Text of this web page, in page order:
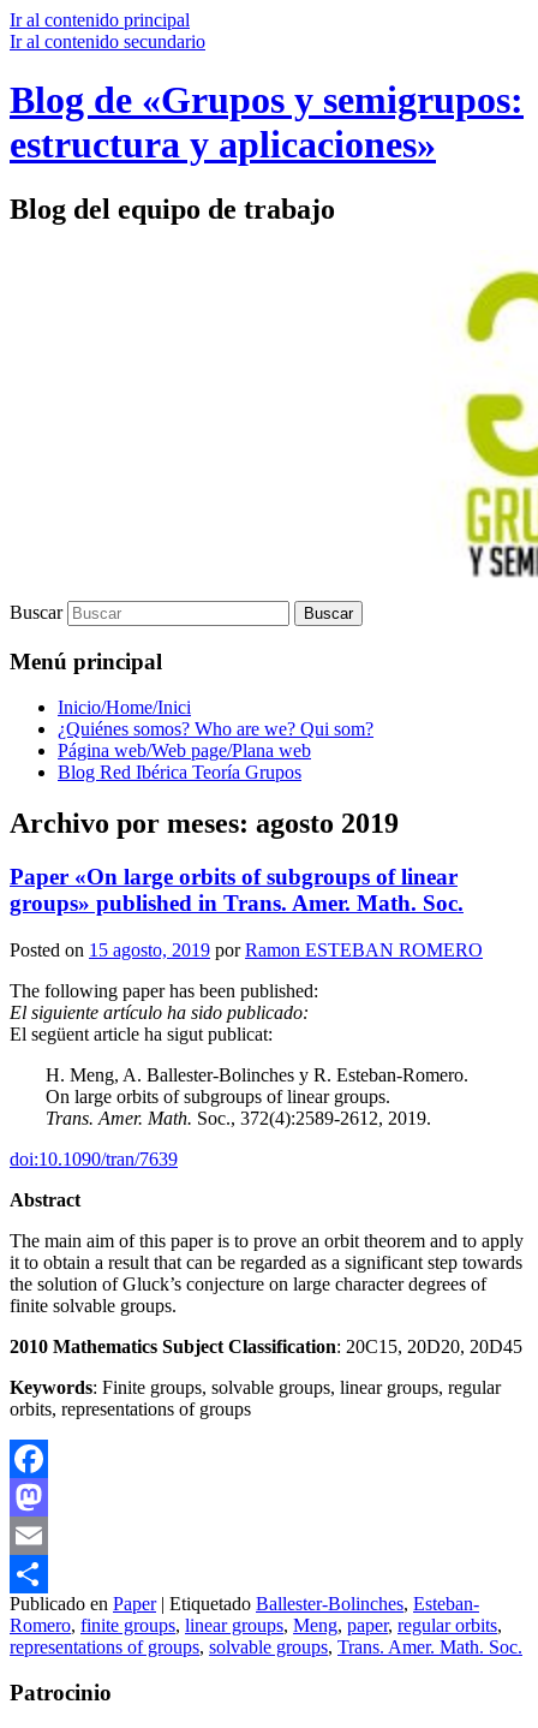
Ir al contenido principal
Ir al contenido secundario
Blog de «Grupos y semigrupos:
estructura y aplicaciones»
Blog del equipo de trabajo
Buscar
Menú principal
Inicio/Home/Inici
¿Quiénes somos? Who are we? Qui som?
Página web/Web page/Plana web
Blog Red Ibérica Teoría Grupos
Archivo por meses: agosto 2019
Paper «On large orbits of subgroups of linear
groups» published in Trans. Amer. Math. Soc.
Posted on 15 agosto, 2019 porRamon ESTEBAN ROMERO
The following paper has been published:
El siguiente artículo ha sido publicado:
El següent article ha sigut publicat:
H. Meng, A. Ballester-Bolinches y R. Esteban-Romero.
On large orbits of subgroups of linear groups.
Trans. Amer. Math. Soc., 372(4):2589-2612, 2019.
doi:10.1090/tran/7639
Abstract
The main aim of this paper is to prove an orbit theorem and to apply
it to obtain a result that can be regarded as a significant step towards
the solution of Gluck’s conjecture on large character degrees of
finite solvable groups.
2010 Mathematics Subject Classification: 20C15, 20D20, 20D45
Keywords: Finite groups, solvable groups, linear groups, regular
orbits, representations of groups
Facebook
Mastodon
Email
Compartir
Publicado en Paper | Etiquetado Ballester-Bolinches, Esteban-
Romero, finite groups, linear groups, Meng, paper, regular orbits,
representations of groups, solvable groups, Trans. Amer. Math. Soc.
Patrocinio